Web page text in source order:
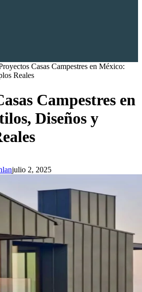
Casas Campestres en México:
Reales
Campestres en
Diseños y
julio 2, 2025